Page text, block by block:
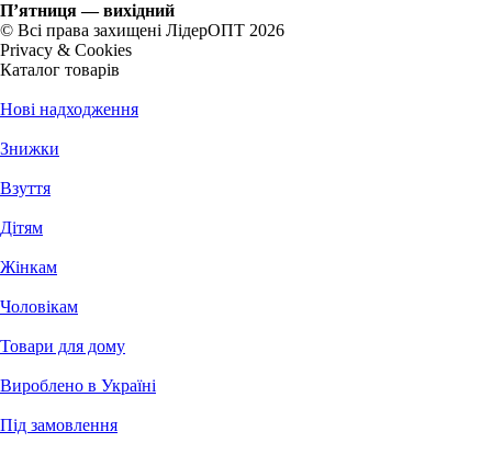
П’ятниця — вихідний
© Всі права захищені ЛідерОПТ 2026
Privacy & Cookies
Каталог товарів
Нові надходження
Знижки
Взуття
Дітям
Жінкам
Чоловікам
Товари для дому
Вироблено в Україні
Під замовлення